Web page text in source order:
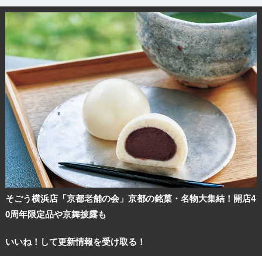
そごう横浜店「京都老舗の会」京都の銘菓・名物大集結！開店4
0周年限定品や京舞披露も
いいね！して更新情報を受け取る！
観光ガイド
ランキング